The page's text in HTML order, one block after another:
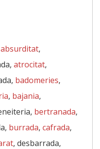
absurditat,
atrocitat,
badomeries,
, bajania,
bertranada,
burrada, cafrada,
, desbarrada,